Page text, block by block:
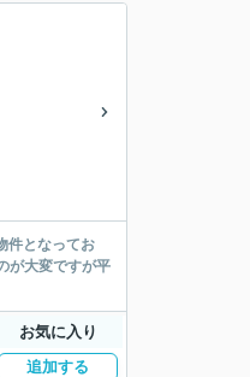
件となってお
が大変ですが平
お気に入り
追加する